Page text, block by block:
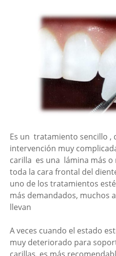
Es un tratamiento sencillo ,
intervención muy
carilla es una lámina más o
toda la cara frontal del
uno de los tratamientos
más demandados, muchos
llevan
A veces cuando el estado
muy deteriorado para